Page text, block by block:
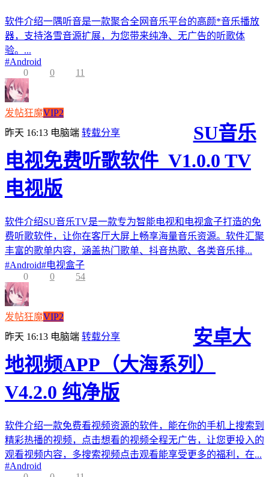
软件介绍一隅听音是一款聚合全网音乐平台的高颜*音乐播放
器，支持洛雪音源扩展，为您带来纯净、无广告的听歌体
验。...
#Android
0
0 11
发帖狂魔VIP2
昨天 16:13 电脑端 转载分享
SU音乐
电视免费听歌软件_V1.0.0 TV
电视版
软件介绍SU音乐TV是一款专为智能电视和电视盒子打造的免
费听歌软件，让你在客厅大屏上畅享海量音乐资源。软件汇聚
丰富的歌单内容，涵盖热门歌单、抖音热歌、各类音乐排...
#Android#电视盒子
0
0 54
发帖狂魔VIP2
昨天 16:13 电脑端 转载分享
安卓大
地视频APP（大海系列）
V4.2.0 纯净版
软件介绍一款免费看视频资源的软件，能在你的手机上搜索到
精彩热播的视频，点击想看的视频全程无广告，让您更投入的
观看视频内容，多搜索视频点击观看能享受更多的福利，在...
#Android